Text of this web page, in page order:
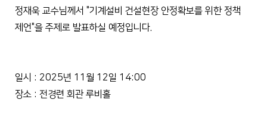
정재욱 교수님께서 "기계설비 건설현장 안정확보를 위한 정책
제언"을 주제로 발표하실 예정입니다.
일시 : 2025년 11월 12일 14:00
장소 : 전경련 회관 루비홀